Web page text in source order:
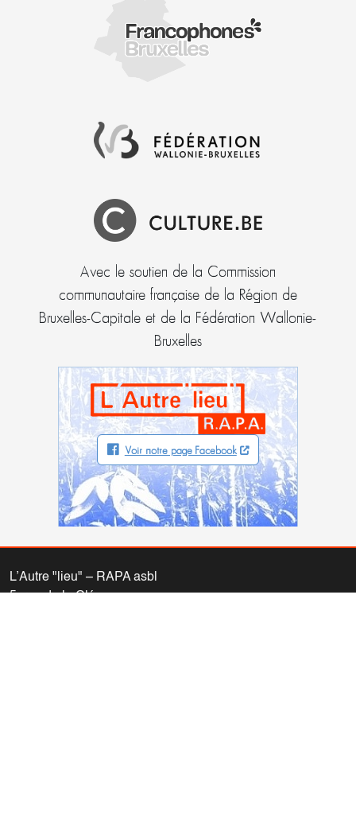
Avec le soutien de la Commission
communautaire française de la Région de
Bruxelles-Capitale et de la Fédération Wallonie-
Bruxelles
Voir notre page Facebook
L’Autre "lieu" – RAPA asbl
5, rue de la Clé